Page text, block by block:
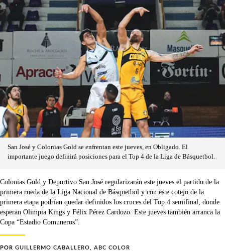
San José y Colonias Gold se enfrentan este jueves, en Obligado. El
importante juego definirá posiciones para el Top 4 de la Liga de Básquetbol.
Colonias Gold y Deportivo San José regularizarán este jueves el partido de la
primera rueda de la Liga Nacional de Básquetbol y con este cotejo de la
primera etapa podrían quedar definidos los cruces del Top 4 semifinal, donde
esperan Olimpia Kings y Félix Pérez Cardozo. Este jueves también arranca la
Copa “Estadio Comuneros”.
POR GUILLERMO CABALLERO, ABC COLOR